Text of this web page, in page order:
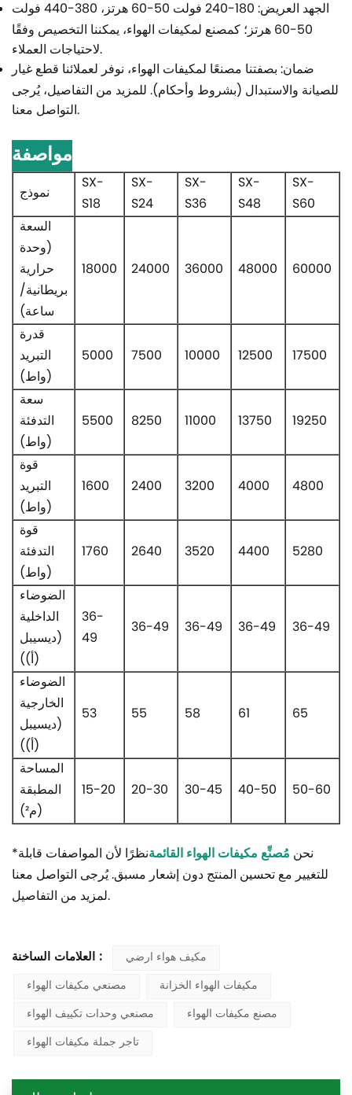
الجهد العريض: 180-240 فولت 50-60 هرتز، 380-440 فولت
50-60 هرتز؛ كمصنع لمكيفات الهواء، يمكننا التخصيص وفقًا
لاحتياجات العملاء.
ضمان:بصفتنا مصنعًا لمكيفات الهواء، نوفر لعملائنا قطع غيار
للصيانة والاستبدال (بشروط وأحكام). للمزيد من التفاصيل، يُرجى
التواصل معنا.
مواصفة
نموذج
SX-
S18
SX-
S24
SX-
S36
SX-
S48
SX-
S60
السعة
(وحدة
حرارية
بريطانية/
ساعة)
18000 24000 36000 48000 60000
قدرة
التبريد
(واط)
5000 7500 10000 12500 17500
سعة
التدفئة
(واط)
5500 8250 11000 13750 19250
قوة
التبريد
(واط)
1600 2400 3200 4000 4800
قوة
التدفئة
(واط)
1760 2640 3520 4400 5280
الضوضاء
الداخلية
(ديسيبل
(أ))
36-
49
36-49 36-49 36-49 36-49
الضوضاء
الخارجية
(ديسيبل
(أ))
53 55 58 61 65
المساحة
المطبقة
(م²)
15-20 20-30 30-45 40-50 50-60
* نحن مُصنِّع مكيفات الهواء القائمةنظرًا لأن المواصفات قابلة
للتغيير مع تحسين المنتج دون إشعار مسبق. يُرجى التواصل معنا
لمزيد من التفاصيل.
العلامات الساخنة :
مكيف هواء ارضي
مصنعي مكيفات الهواء
مكيفات الهواء الخزانة
مصنعي وحدات تكييف الهواء
مصنع مكيفات الهواء
تاجر جملة مكيفات الهواء